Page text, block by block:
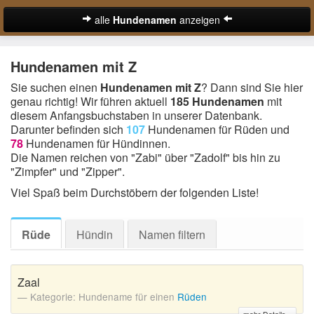
alle Hundenamen anzeigen
Hundenamen für Rüden
Hundenamen für Hündinnen
Ausgefallene Hundenamen
Beliebteste Hundenamen
Coole Hundenamen
Lustige Hundenamen
Süße Hundenamen
Hundenamen von A-Z:
Hundenamen mit Z
Sie suchen einen Hundenamen mit Z? Dann sind Sie hier
genau richtig! Wir führen aktuell 185 Hundenamen mit
diesem Anfangsbuchstaben in unserer Datenbank.
Darunter befinden sich 107 Hundenamen für Rüden und
78 Hundenamen für Hündinnen.
Die Namen reichen von "Zabi" über "Zadolf" bis hin zu
"Zimpfer" und "Zipper".
Viel Spaß beim Durchstöbern der folgenden Liste!
Rüde Hündin Namen filtern
Zaal
Kategorie: Hundename für einen Rüden